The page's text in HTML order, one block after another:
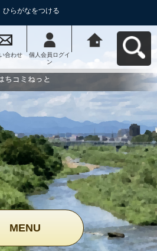
ひらがなをつける
合わせ
個人会員ログイ
ン
動応援ｻｲﾄ はち
コミねっとへ戻
ちコミねっと
MENU